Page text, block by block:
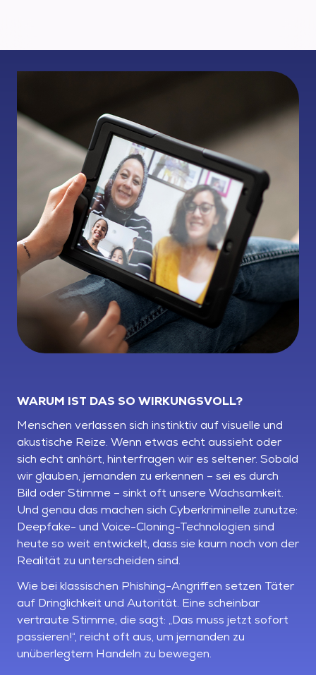
WARUM IST DAS SO WIRKUNGSVOLL?
Menschen verlassen sich instinktiv auf visuelle und
akustische Reize. Wenn etwas echt aussieht oder
sich echt anhört, hinterfragen wir es seltener. Sobald
wir glauben, jemanden zu erkennen – sei es durch
Bild oder Stimme – sinkt oft unsere Wachsamkeit.
Und genau das machen sich Cyberkriminelle zunutze:
Deepfake- und Voice-Cloning-Technologien sind
heute so weit entwickelt, dass sie kaum noch von der
Realität zu unterscheiden sind.
Wie bei klassischen Phishing-Angriffen setzen Täter
auf Dringlichkeit und Autorität. Eine scheinbar
vertraute Stimme, die sagt: „Das muss jetzt sofort
passieren!“, reicht oft aus, um jemanden zu
unüberlegtem Handeln zu bewegen.